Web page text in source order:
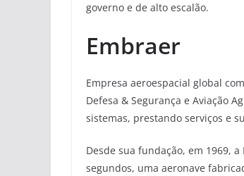
governo e de alto escalão.
Embraer
Empresa aeroespacial global
Defesa & Segurança e Aviação
sistemas, prestando serviços e
Desde sua fundação, em 1969,
segundos, uma aeronave